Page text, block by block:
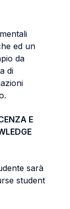
ed un
da
di
E
sarà
student